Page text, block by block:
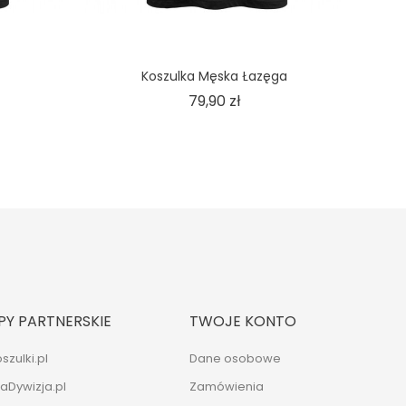
Koszulka Męska Łazęga
79,90 złCena
PARTNERSKIE TWOJE KONTO
Dane osobowe
Zamówienia